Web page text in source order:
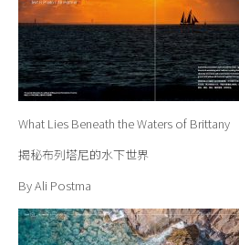
What Lies Beneath the Waters of Brittany
揭秘布列塔尼的水下世界
By Ali Postma